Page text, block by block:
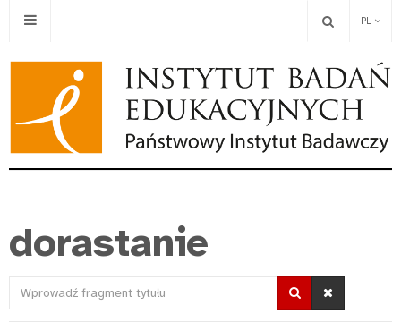
PL
dorastanie
Wprowadź